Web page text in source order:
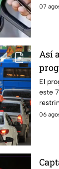
07
Así
de
El
este
06